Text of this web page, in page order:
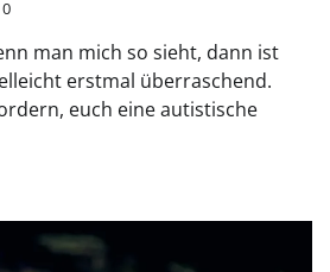
0
man mich so sieht, dann ist
erstmal überraschend.
euch eine autistische